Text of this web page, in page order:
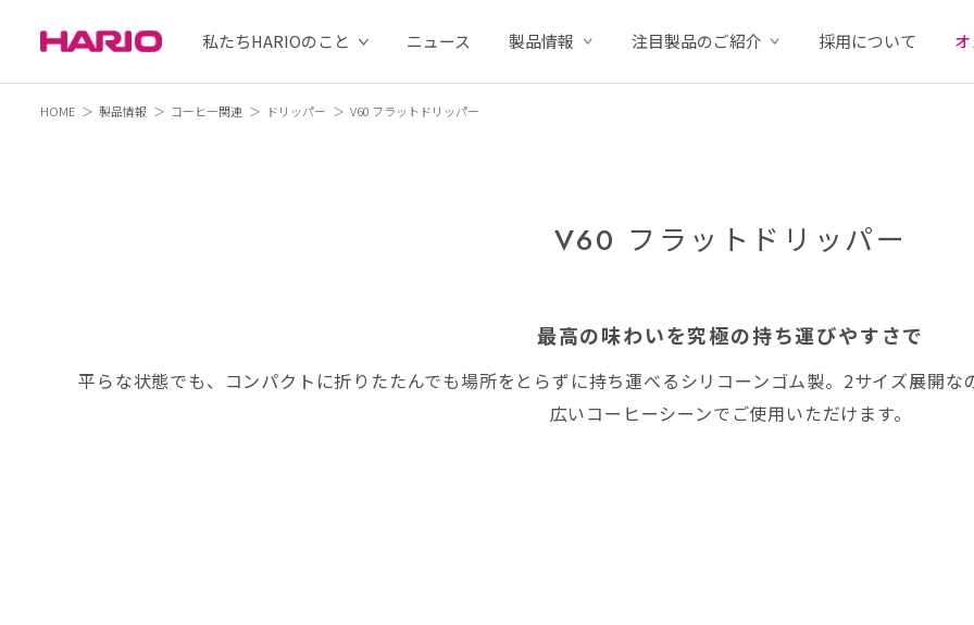
私たちHARIOのこと ニュース 製品情報 注目製品のご紹介 採用について
HOME 製品情報 コーヒー関連 ドリッパー V60 フラットドリッパー
V60 フラットドリッパー
最高の味わいを究極の持ち運びやすさで
平らな状態でも、コンパクトに折りたたんでも場所をとらずに持ち運べるシリコーンゴム製。2サイズ展開
広いコーヒーシーンでご使用いただけます。